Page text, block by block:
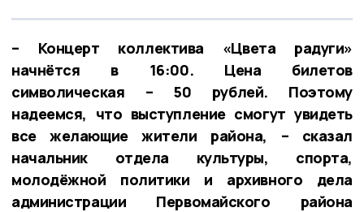
– Концерт коллектива «Цвета радуги»
начнётся в 16:00. Цена билетов
символическая – 50 рублей. Поэтому
надеемся, что выступление смогут увидеть
все желающие жители района, – сказал
начальник отдела культуры, спорта,
молодёжной политики и архивного дела
администрации Первомайского района